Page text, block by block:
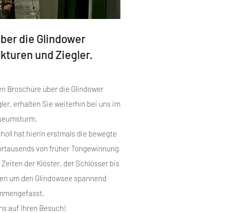
die Glindower
und Ziegler.
Broschüre über die Glindower
erhalten Sie weiterhin bei uns im
hat hierin erstmals die bewegte
von früher Tongewinnung
der Klöster, der Schlösser bis
um den Glindowsee spannend
auf Ihren Besuch!